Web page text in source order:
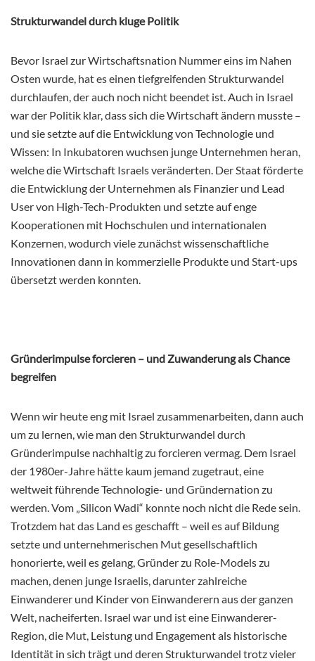
Strukturwandel durch kluge Politik
Bevor Israel zur Wirtschaftsnation Nummer eins im Nahen
Osten wurde, hat es einen tiefgreifenden Strukturwandel
durchlaufen, der auch noch nicht beendet ist. Auch in Israel
war der Politik klar, dass sich die Wirtschaft ändern musste –
und sie setzte auf die Entwicklung von Technologie und
Wissen: In Inkubatoren wuchsen junge Unternehmen heran,
welche die Wirtschaft Israels veränderten. Der Staat förderte
die Entwicklung der Unternehmen als Finanzier und Lead
User von High-Tech-Produkten und setzte auf enge
Kooperationen mit Hochschulen und internationalen
Konzernen, wodurch viele zunächst wissenschaftliche
Innovationen dann in kommerzielle Produkte und Start-ups
übersetzt werden konnten.
Gründerimpulse forcieren – und Zuwanderung als Chance
begreifen
Wenn wir heute eng mit Israel zusammenarbeiten, dann auch
um zu lernen, wie man den Strukturwandel durch
Gründerimpulse nachhaltig zu forcieren vermag. Dem Israel
der 1980er-Jahre hätte kaum jemand zugetraut, eine
weltweit führende Technologie- und Gründernation zu
werden. Vom „Silicon Wadi“ konnte noch nicht die Rede sein.
Trotzdem hat das Land es geschafft – weil es auf Bildung
setzte und unternehmerischen Mut gesellschaftlich
honorierte, weil es gelang, Gründer zu Role-Models zu
machen, denen junge Israelis, darunter zahlreiche
Einwanderer und Kinder von Einwanderern aus der ganzen
Welt, nacheiferten. Israel war und ist eine Einwanderer-
Region, die Mut, Leistung und Engagement als historische
Identität in sich trägt und deren Strukturwandel trotz vieler